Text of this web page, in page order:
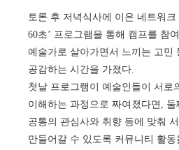
토론 후 저녁식사에 이은 네트워크
60초’ 프로그램을 통해 캠프를 참
예술가로 살아가면서 느끼는 고민
공감하는 시간을 가졌다.
첫날 프로그램이 예술인들이 서로
이해하는 과정으로 짜여졌다면, 둘
공통의 관심사와 취향 등에 맞춰
만들어갈 수 있도록 커뮤니티 활